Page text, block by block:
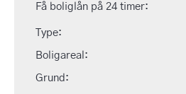
Få boliglån på 24 timer:
Type:
Boligareal:
Grund: